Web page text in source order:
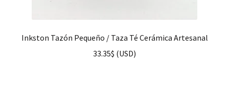
Inkston Tazón Pequeño / Taza Té Cerámica Artesanal
33.35$ (USD)